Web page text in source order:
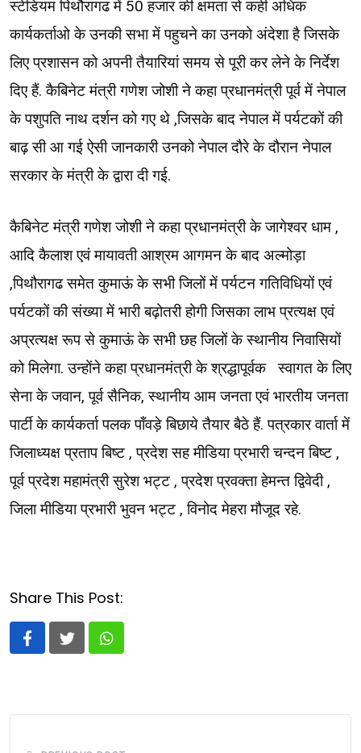
स्टेडियम पिथौरागढ में 50 हजार की क्षमता से कही अधिक
कार्यकर्ताओ के उनकी सभा में पहुचने का उनको अंदेशा है जिसके
लिए प्रशासन को अपनी तैयारियां समय से पूरी कर लेने के निर्देश
दिए हैं. कैबिनेट मंत्री गणेश जोशी ने कहा प्रधानमंत्री पूर्व में नेपाल
के पशुपति नाथ दर्शन को गए थे ,जिसके बाद नेपाल में पर्यटकों की
बाढ़ सी आ गई ऐसी जानकारी उनको नेपाल दौरे के दौरान नेपाल
सरकार के मंत्री के द्वारा दी गई.
कैबिनेट मंत्री गणेश जोशी ने कहा प्रधानमंत्री के जागेश्वर धाम ,
आदि कैलाश एवं मायावती आश्रम आगमन के बाद अल्मोड़ा
,पिथौरागढ समेत कुमाऊं के सभी जिलों में पर्यटन गतिविधियों एवं
पर्यटकों की संख्या में भारी बढ़ोतरी होगी जिसका लाभ प्रत्यक्ष एवं
अप्रत्यक्ष रूप से कुमाऊं के सभी छह जिलों के स्थानीय निवासियों
को मिलेगा. उन्होंने कहा प्रधानमंत्री के श्रद्धापूर्वक स्वागत के लिए
सेना के जवान, पूर्व सैनिक, स्थानीय आम जनता एवं भारतीय जनता
पार्टी के कार्यकर्ता पलक पाँवड़े बिछाये तैयार बैठे हैं. पत्रकार वार्ता में
जिलाध्यक्ष प्रताप बिष्ट , प्रदेश सह मीडिया प्रभारी चन्दन बिष्ट ,
पूर्व प्रदेश महामंत्री सुरेश भट्ट , प्रदेश प्रवक्ता हेमन्त द्विवेदी ,
जिला मीडिया प्रभारी भुवन भट्ट , विनोद मेहरा मौजूद रहे.
Share This Post:
Whatsapp